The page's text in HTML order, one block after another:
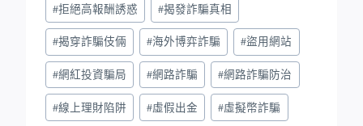
#拒絕高報酬誘惑 #揭發詐騙真相
#揭穿詐騙伎倆 #海外博弈詐騙 #盜用網站
#網紅投資騙局 #網路詐騙 #網路詐騙防治
#線上理財陷阱 #虛假出金 #虛擬幣詐騙